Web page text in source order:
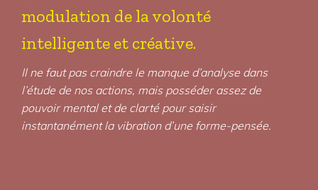
modulation de la volonté
intelligente et créative.
Il ne faut pas craindre le manque d’analyse dans
l’étude de nos actions, mais posséder assez de
pouvoir mental et de clarté pour saisir
instantanément la vibration d’une forme-pensée.